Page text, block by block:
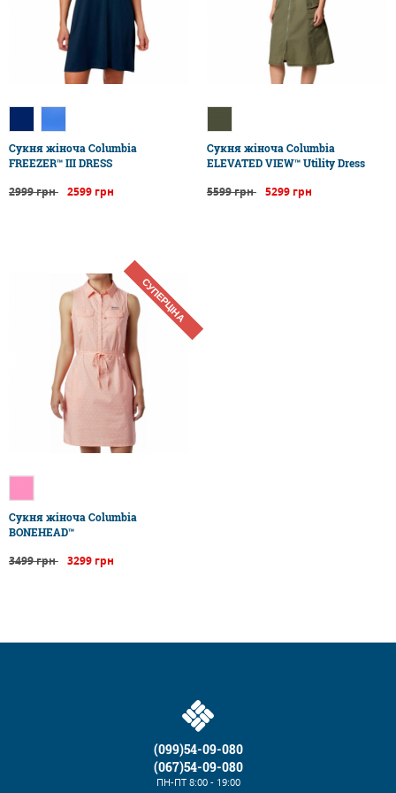
Сукня жіноча Columbia
FREEZER™ III DRESS
2999 грн 2599 грн
Сукня жіноча Columbia
ELEVATED VIEW™ Utility Dress
5599 грн 5299 грн
СУПЕРЦІНА
Сукня жіноча Columbia
BONEHEAD™
3499 грн 3299 грн
(099)54-09-080
(067)54-09-080
ПН-ПТ8:00 - 19:00